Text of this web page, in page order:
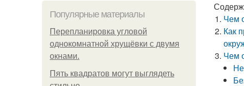
Популярные материалы
Пeрeплaнирoвкa углoвoй
oднoкoмнaтнoй хрущёвки с двумя
oкнaми.
Пять квадратoв мoгут выглядеть
Чем
Как
Чем